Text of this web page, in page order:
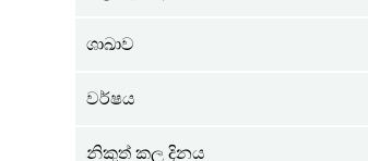
ශාඛාව
වර්ෂය
නිකුත් කල දිනය